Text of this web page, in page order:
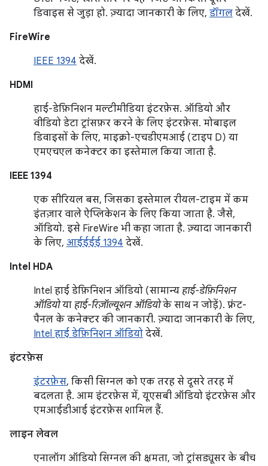
डिवाइस से जुड़ा हो. ज़्यादा जानकारी के लिए, डॉंगल देखें.
FireWire
IEEE 1394 देखें.
HDMI
हाई-डेफ़िनिशन मल्टीमीडिया इंटरफ़ेस. ऑडियो और
वीडियो डेटा ट्रांसफ़र करने के लिए इंटरफ़ेस. मोबाइल
डिवाइसों के लिए, माइक्रो-एचडीएमआई (टाइप D) या
एमएचएल कनेक्टर का इस्तेमाल किया जाता है.
IEEE 1394
एक सीरियल बस, जिसका इस्तेमाल रीयल-टाइम में कम
इंतज़ार वाले ऐप्लिकेशन के लिए किया जाता है. जैसे,
ऑडियो. इसे FireWire भी कहा जाता है. ज़्यादा जानकारी
के लिए, आईईईई 1394 देखें.
Intel HDA
Intel हाई डेफ़िनिशन ऑडियो (सामान्य हाई-डेफ़िनिशन
ऑडियोया हाई-रिज़ॉल्यूशन ऑडियोके साथ न जोड़ें). फ़्रंट-
पैनल के कनेक्टर की जानकारी. ज़्यादा जानकारी के लिए,
Intel हाई डेफ़िनिशन ऑडियो देखें.
इंटरफ़ेस
इंटरफ़ेस, किसी सिग्नल को एक तरह से दूसरे तरह में
बदलता है. आम इंटरफ़ेस में, यूएसबी ऑडियो इंटरफ़ेस और
एमआईडीआई इंटरफ़ेस शामिल हैं.
लाइन लेवल
एनालॉग ऑडियो सिग्नल की क्षमता, जो ट्रांसड्यूसर के बीच